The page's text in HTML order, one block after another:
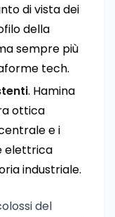
di vista dei
della
sempre più
tech.
. Hamina
ottica
e i
elettrica
industriale.
del